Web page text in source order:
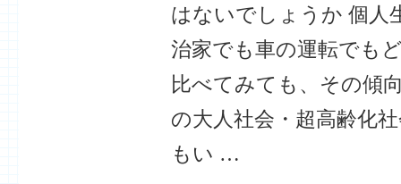
はないでしょうか 個人
治家でも車の運転でも
比べてみても、その傾
の大人社会・超高齢化
もい …